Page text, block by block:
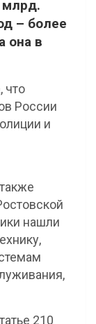
млрд.
– более
она в
что
России
и
нашли
210